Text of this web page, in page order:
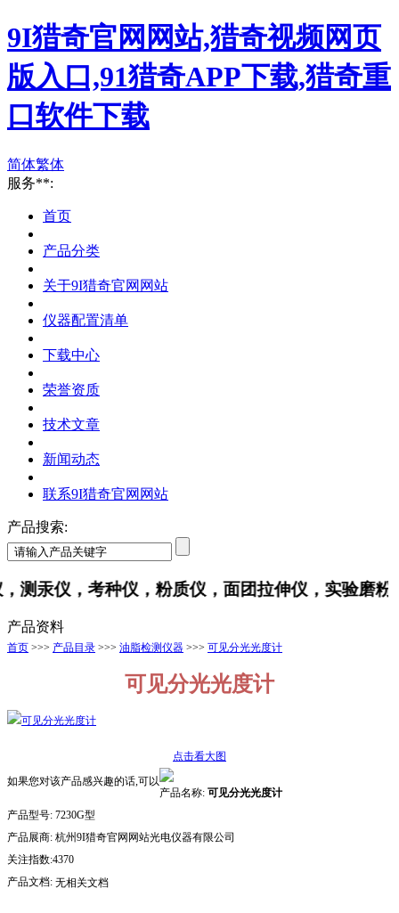
9I猎奇官网网站,猎奇视频网页
版入口,91猎奇APP下载,猎奇重
口软件下载
简体繁体
服务**:
首页
产品分类
关于9I猎奇官网网站
仪器配置清单
下载中心
荣誉资质
技术文章
新闻动态
联系9I猎奇官网网站
产品搜索:
测汞仪，考种仪，粉质仪，面团拉伸仪，实验磨
产品资料
首页 >>> 产品目录 >>> 油脂检测仪器 >>> 可见分光光度计
可见分光光度计
点击看大图
如果您对该产品感兴趣的话,可以
产品名称: 可见分光光度计
产品型号: 7230G型
产品展商: 杭州9I猎奇官网网站光电仪器有限公司
关注指数:4370
产品文档: 无相关文档